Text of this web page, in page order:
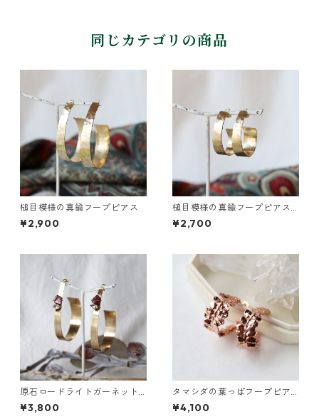
同じカテゴリの商品
槌目模様の真鍮フープピアス
¥2,900
槌目模様の真鍮フープピアス
（S)
¥2,700
原石ロードライトガーネット
とパイライトの真鍮フープピ
アス
¥3,800
タマシダの葉っぱフープピア
ス
¥4,100